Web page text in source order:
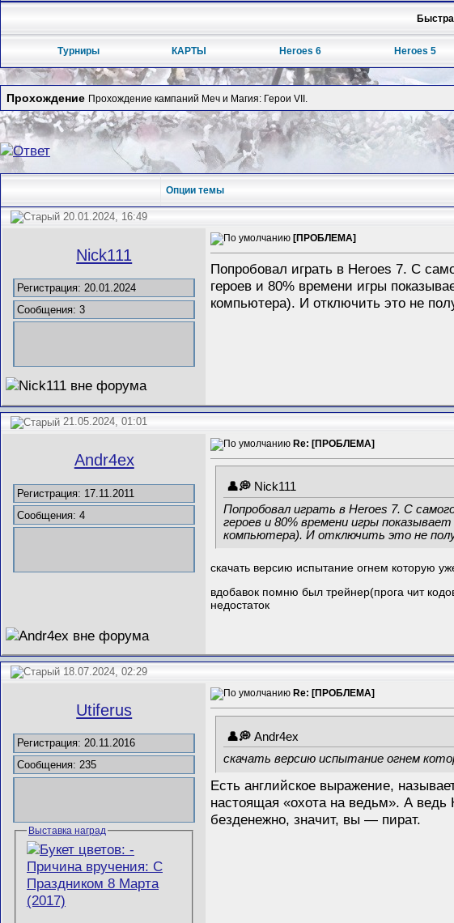
Турниры КАРТЫ Heroes 6 Heroes 5
Прохождение Прохождение кампаний Меч и Магия: Герои VII.
Опции темы
20.01.2024, 16:49
Nick111
Регистрация: 20.01.2024
Сообщения: 3
[ПРОБЛЕМА]
Попробовал играть в Heroes 7. С
героев и 80% времени игры
компьютера). И отключить это не
21.05.2024, 01:01
Andr4ex
Регистрация: 17.11.2011
Сообщения: 4
Re: [ПРОБЛЕМА]
Nick111
Попробовал играть в Heroes 7. С
героев и 80% времени игры
компьютера). И отключить это не
скачать версию испытание огнем которую
вдобавок помню был трейнер(прога чит
недостаток
18.07.2024, 02:29
Utiferus
Регистрация: 20.11.2016
Сообщения: 235
Выставка наград
Re: [ПРОБЛЕМА]
Andr4ex
скачать версию испытание огнем
Есть английское выражение,
настоящая «охота на ведьм». А
безденежно, значит, вы — пират.